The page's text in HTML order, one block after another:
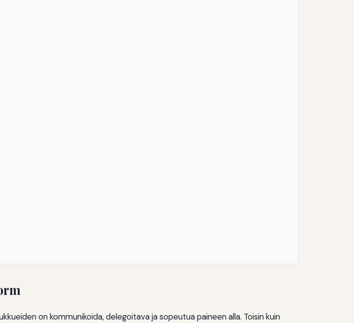
on kommunikoida, delegoitava ja sopeutua paineen alla. Toisin kuin